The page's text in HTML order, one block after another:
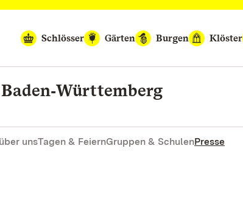
Schlösser
Gärten Burgen Klöster
unsTagen & FeiernGruppen & SchulenPresse